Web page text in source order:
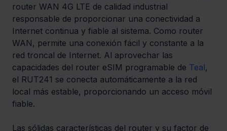
router WAN 4G LTE de calidad industrial
responsable de proporcionar una conectividad a
Internet continua y fiable al sistema. Como router
WAN, permite una conexión fácil y constante a la
red troncal de Internet. Al aprovechar las
capacidades del router eSIM programable de Teal,
el RUT241 se conecta automáticamente a la red
local más estable, proporcionando un acceso móvil
fiable.
Las sólidas características del router y su factor de